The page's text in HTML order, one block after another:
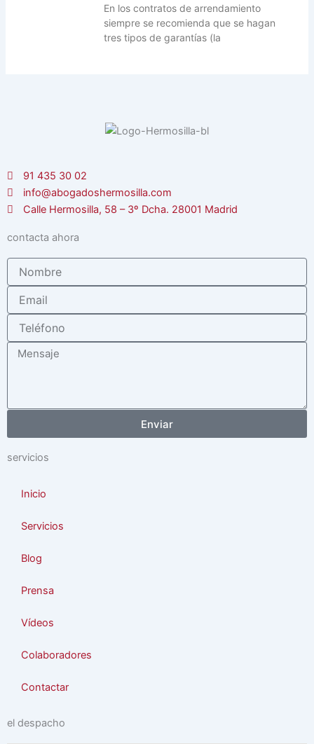
En los contratos de arrendamiento
siempre se recomienda que se hagan
tres tipos de garantías (la
91 435 30 02
info@abogadoshermosilla.com
Calle Hermosilla, 58 – 3º Dcha. 28001 Madrid
contacta ahora
Nombre
Email
Teléfono
Mensaje
Enviar
servicios
Inicio
Servicios
Blog
Prensa
Vídeos
Colaboradores
Contactar
el despacho